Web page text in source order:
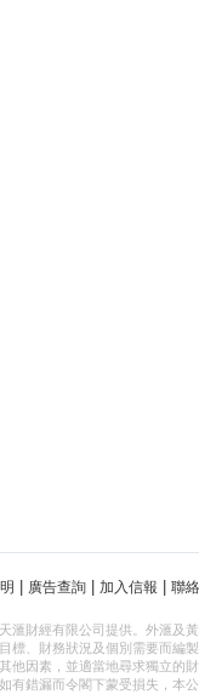
廣告查詢 加入信報 聯
財經有限公司提供。外滙及黃
、財務狀況及個別需要而編
因素，並適當地尋求獨立的
錯漏而令閣下蒙受損失，本公